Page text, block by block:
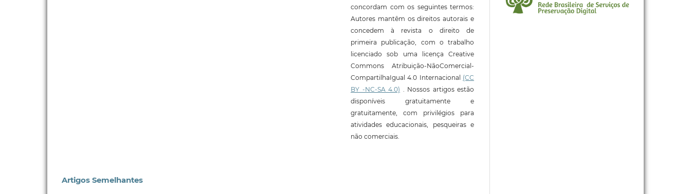
concordam com os seguintes termos:
Autores mantêm os direitos autorais e
concedem à revista o direito de
primeira publicação, com o trabalho
licenciado sob uma licença Creative
Commons Atribuição-NãoComercial-
CompartilhaIgual 4.0 Internacional (CC
BY -NC-SA 4.0) . Nossos artigos estão
disponíveis gratuitamente e
gratuitamente, com privilégios para
atividades educacionais, pesqueiras e
não comerciais.
Artigos Semelhantes